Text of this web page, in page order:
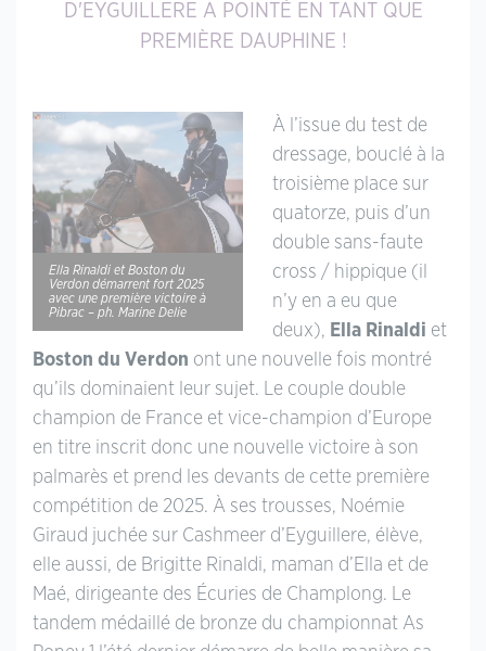
D'EYGUILLERE A POINTÉ EN TANT QUE
PREMIÈRE DAUPHINE !
Ella Rinaldi et Boston du
Verdon démarrent fort 2025
avec une première victoire à
Pibrac – ph. Marine Delie
À l’issue du test de
dressage, bouclé à la
troisième place sur
quatorze, puis d’un
double sans-faute
cross / hippique (il
n’y en a eu que
deux), Ella Rinaldi et
Boston du Verdon ont une nouvelle fois montré
qu’ils dominaient leur sujet. Le couple double
champion de France et vice-champion d’Europe
en titre inscrit donc une nouvelle victoire à son
palmarès et prend les devants de cette première
compétition de 2025. À ses trousses, Noémie
Giraud juchée sur Cashmeer d’Eyguillere, élève,
elle aussi, de Brigitte Rinaldi, maman d’Ella et de
Maé, dirigeante des Écuries de Champlong. Le
tandem médaillé de bronze du championnat As